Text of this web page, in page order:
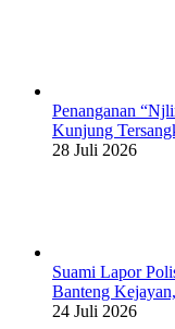
Penanganan
Kunjung
28 Juli 2026
Suami Lapor
Banteng
24 Juli 2026